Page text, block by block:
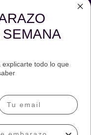
SEMANA
todo lo que